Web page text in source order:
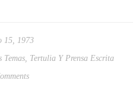
15, 1973
Temas, Tertulia Y Prensa Escrita